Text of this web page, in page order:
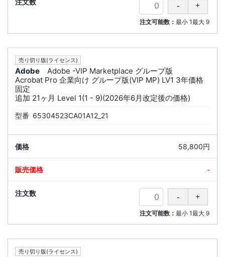
注文可能数：最小 1最大 9
売り切り版(ライセンス)
Adobe
Adobe -VIP Marketplace グループ版
Acrobat Pro 企業向け グループ版(VIP MP) LV1 3年価格
固定
追加 21ヶ月 Level 1(1 - 9)(2026年6月改定後の価格)
型番 65304523CA01A12_21
58,800円
-
注文可能数：最小 1最大 9
売り切り版(ライセンス)